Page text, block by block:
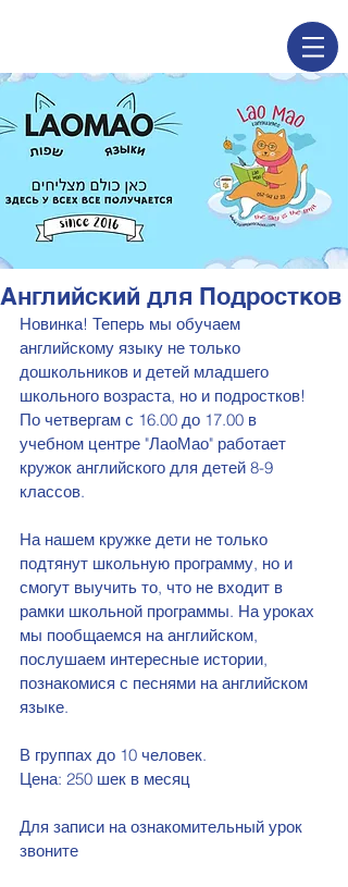
Английский для Подростков
Новинка! Теперь мы обучаем
английскому языку не только
дошкольников и детей младшего
школьного возраста, но и подростков!
По четвергам с 16.00 до 17.00 в
учебном центре "ЛаоМао" работает
кружок английского для детей 8-9
классов.
На нашем кружке дети не только
подтянут школьную программу, но и
смогут выучить то, что не входит в
рамки школьной программы. На уроках
мы пообщаемся на английском,
послушаем интересные истории,
познакомися с песнями на английском
языке.
В группах до 10 человек.
Цена: 250 шек в месяц
Для записи на ознакомительный урок
звоните